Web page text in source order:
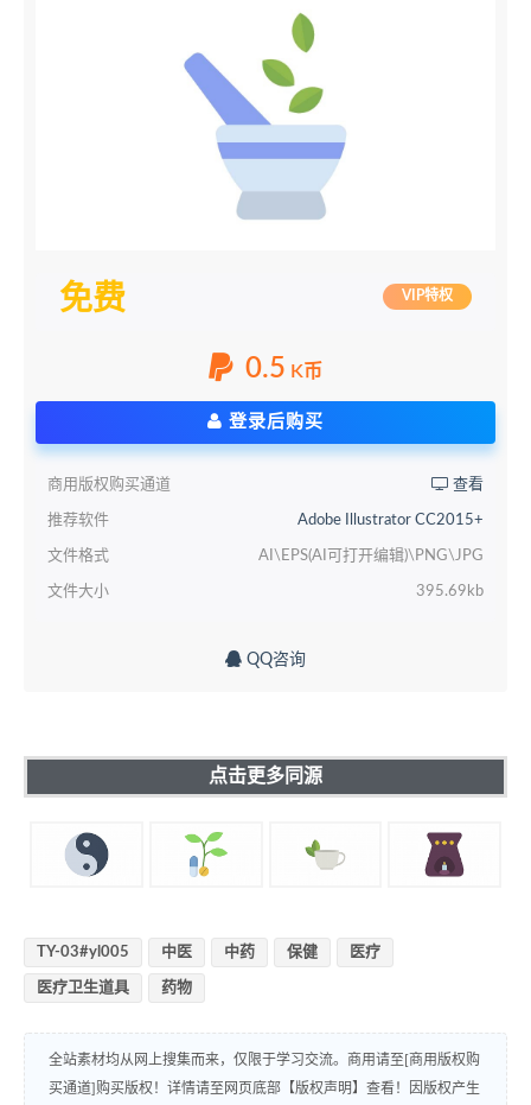
免费 VIP特权
0.5 K币
登录后购买
商用版权购买通道 查看
推荐软件 Adobe Illustrator CC2015+
文件格式 AI\EPS(AI可打开编辑)\PNG\JPG
文件大小 395.69kb
QQ咨询
点击更多同源
TY-03#yl005 中医 中药 保健 医疗
医疗卫生道具 药物
全站素材均从网上搜集而来，仅限于学习交流。商用请至[商用版权购
买通道]购买版权！详情请至网页底部【版权声明】查看！因版权产生